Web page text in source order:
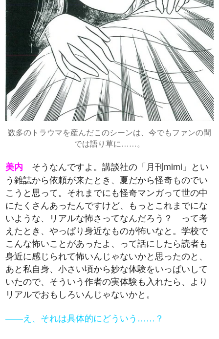
数多のトラウマを産んだこのシーンは、今でもファンの間
では語り草に……。
美内 そうなんですよ。講談社の「月刊mimi」とい
う雑誌から依頼が来たとき、夏だから怪奇ものでい
こうと思って。それまでにも怪奇マンガって世の中
にたくさんあったんですけど、もっとこれまでにな
いような、リアルな怖さってなんだろう？ って考
えたとき、やっぱり身近なものが怖いなと。学校で
こんな怖いことがあったよ、って話にしたら読者も
身近に感じられて怖いんじゃないかと思ったのと、
あと私自身、小さい頃から妙な体験をいっぱいして
いたので、そういう作者の実体験も入れたら、より
リアルでおもしろいんじゃないかと。
――え、それは具体的にどういう……？